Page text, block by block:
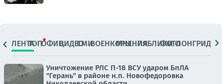
ЛЕНТАТОПОФИЦ.ВИДЕОСМИВОЕНКОРЫМНЕНИЯПАБЛИКИ
ФОТОЛОНГРИДЫ
Уничтожение РЛС П-18 ВСУ ударом БпЛА
"Герань" в районе н.п. Новофедоровка